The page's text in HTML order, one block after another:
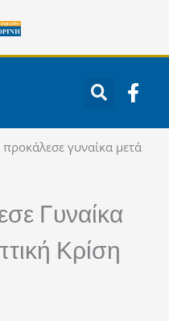
F
a
e
b
γυναίκα μετά
Γυναίκα
Κρίση